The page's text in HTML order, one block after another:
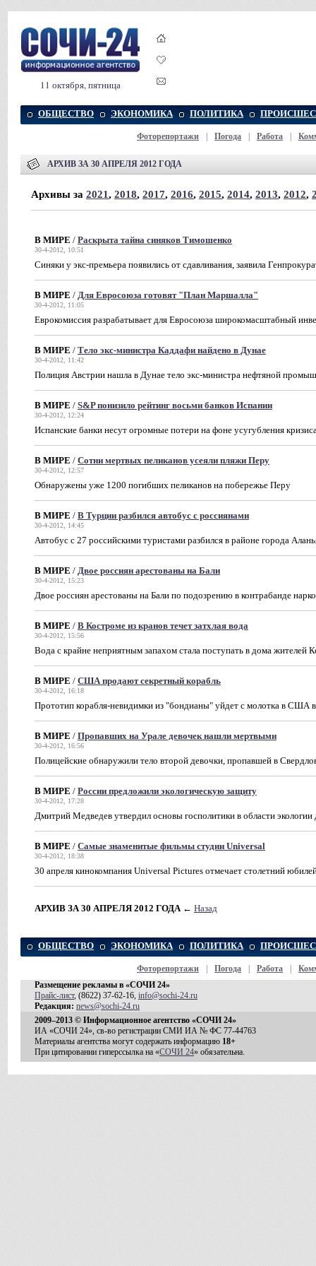
11 октября, пятница
ОБЩЕСТВО ЭКОНОМИКА ПОЛИТИКА
Фоторепортажи Погода Работа
АРХИВ ЗА 30 АПРЕЛЯ 2012 ГОДА
Архивы за 2021, 2018, 2017, 2016, 2015, 2014, 2013, 2012,
В МИРЕ / Раскрыта тайна синяков Тимошенко
30-4-2012, 10:51
Синяки у экс-премьера появились от сдавливания, заявила
В МИРЕ / Для Евросоюза готовят "План Маршалла"
30-4-2012, 11:05
Еврокомиссия разрабатывает для Евросоюза широкомасштабный
В МИРЕ / Тело экс-министра Каддафи найдено в Дунае
30-4-2012, 11:42
Полиция Австрии нашла в Дунае тело экс-министра нефтяной
В МИРЕ / S&P понизило рейтинг восьми банков Испании
30-4-2012, 12:24
Испанские банки несут огромные потери на фоне усугубления
В МИРЕ / Сотни мертвых пеликанов усеяли пляжи Перу
30-4-2012, 12:57
Обнаружены уже 1200 погибших пеликанов на побережье Перу
В МИРЕ / В Турции разбился автобус с россиянами
30-4-2012, 14:45
Автобус с 27 российскими туристами разбился в районе города
В МИРЕ / Двое россиян арестованы на Бали
30-4-2012, 15:23
Двое россиян арестованы на Бали по подозрению в контрабанде
В МИРЕ / В Костроме из кранов течет затхлая вода
30-4-2012, 15:56
Вода с крайне неприятным запахом стала поступать в дома жителей
В МИРЕ / США продают секретный корабль
30-4-2012, 16:18
Прототип корабля-невидимки из "бондианы" уйдет с молотка в США в
В МИРЕ / Пропавших на Урале девочек нашли мертвыми
30-4-2012, 16:56
Полицейские обнаружили тело второй девочки, пропавшей в
В МИРЕ / России предложили экологическую защиту
30-4-2012, 17:28
Дмитрий Медведев утвердил основы госполитики в области экологии
В МИРЕ / Самые знаменитые фильмы студии Universal
30-4-2012, 18:38
30 апреля кинокомпания Universal Pictures отмечает столетний
АРХИВ ЗА 30 АПРЕЛЯ 2012 ГОДА ← Назад
ОБЩЕСТВО ЭКОНОМИКА ПОЛИТИКА
Фоторепортажи Погода Работа
Размещение рекламы в «СОЧИ 24»
Прайс-лист, (8622) 37-62-16, info@sochi-24.ru
Редакция: news@sochi-24.ru
2009–2013 © Информационное агентство «СОЧИ 24»
ИА «СОЧИ 24», св-во регистрации СМИ ИА № ФС 77-44763
Материалы агентства могут содержать информацию 18+
При цитировании гиперссылка на «СОЧИ 24» обязательна.